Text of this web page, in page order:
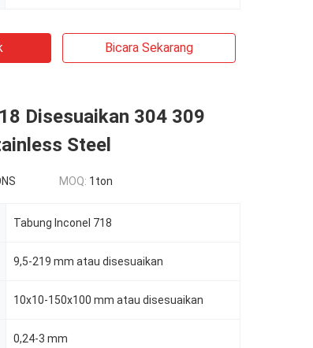
Bicara Sekarang
Disesuaikan 304 309
Steel
MOQ: 1ton
Tabung Inconel 718
9,5-219 mm atau disesuaikan
10x10-150x100 mm atau disesuaikan
0,24-3 mm